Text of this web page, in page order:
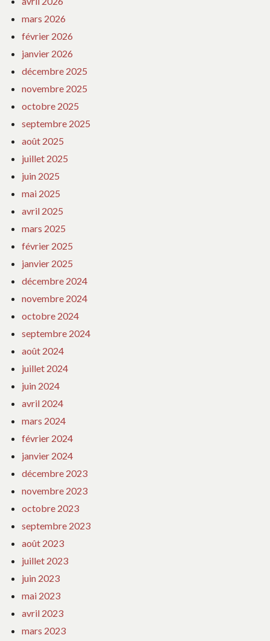
mars 2026
février 2026
janvier 2026
décembre 2025
novembre 2025
octobre 2025
septembre 2025
août 2025
juillet 2025
juin 2025
mai 2025
avril 2025
mars 2025
février 2025
janvier 2025
décembre 2024
novembre 2024
octobre 2024
septembre 2024
août 2024
juillet 2024
juin 2024
avril 2024
mars 2024
février 2024
janvier 2024
décembre 2023
novembre 2023
octobre 2023
septembre 2023
août 2023
juillet 2023
juin 2023
mai 2023
avril 2023
mars 2023